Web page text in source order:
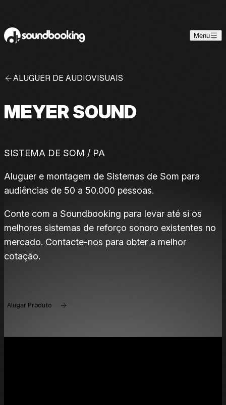
Menu
ALUGUER DE AUDIOVISUAIS
MEYER SOUND
SISTEMA DE SOM / PA
Aluguer e montagem de Sistemas de Som para
audiências de 50 a 50.000 pessoas.
Conte com a Soundbooking para levar até si os
melhores sistemas de reforço sonoro existentes no
mercado. Contacte-nos para obter a melhor
cotação.
Alugar Produto